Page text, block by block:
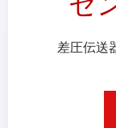
差圧伝送